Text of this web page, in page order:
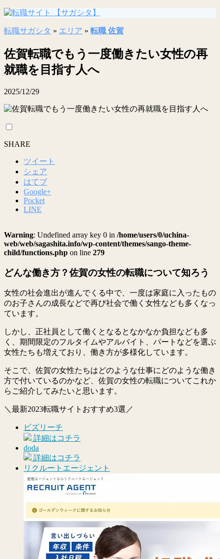
転職サガシタ » エリア » 転職 佐賀
佐賀転職でもう一度働きたい女性の再
就職を目指す人へ
2025/12/29
SHARE
ツイート
シェア
はてブ
Google+
Pocket
LINE
Warning: Undefined array key 0 in /home/users/0/uchina-
web/web/sagashita.info/wp-content/themes/sango-theme-
child/functions.php on line 279
どんな働き方？佐賀の女性の転職について知ろう
女性の社会進出が進んでくる中で、一度は家庭に入ったもの
のお子さんの成長などで再び社会で働く女性なども多くなっ
ています。
しかし、正社員として働くとなるとなかなか負担なども多
く、期間限定のフルタイムやアルバイト、パートなどを選ぶ
女性たちも増えており、働き方が多様化しています。
そこで、佐賀の女性たちはどのような仕事にどのような働き
方で付いているのかなど、佐賀の女性の転職についてこれか
らご紹介してみたいと思います。
＼最新2023転職サイトおすすめ3選／
ビズリーチ
詳細はコチラ
doda
詳細はコチラ
リクルートエージェント